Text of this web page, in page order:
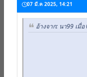
07 มี.ค 2025, 14:21
อ้างจาก: นา99 เมื่